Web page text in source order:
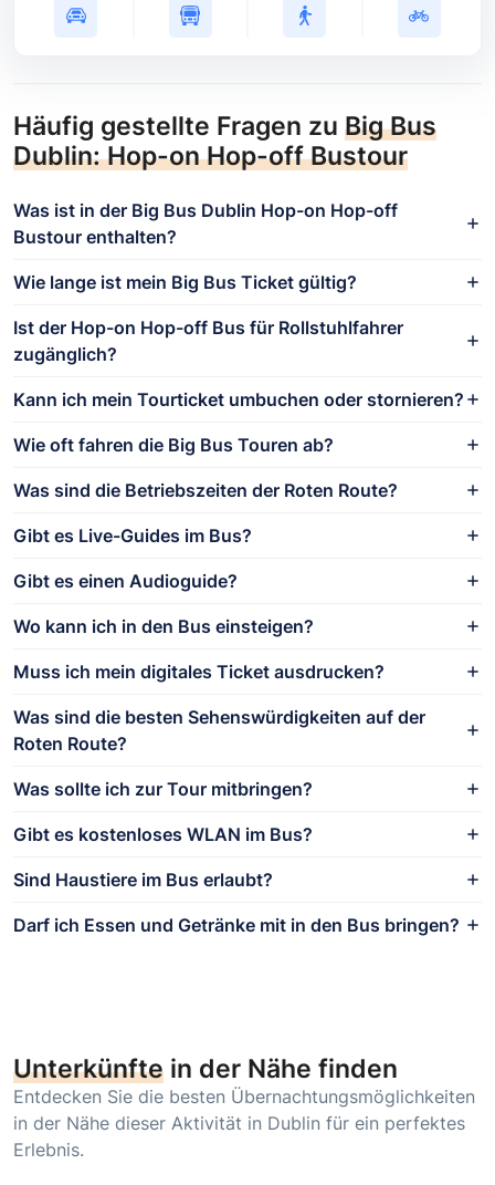
Häufig gestellte Fragen zu Big Bus
Dublin: Hop-on Hop-off Bustour
Was ist in der Big Bus Dublin Hop-on Hop-off
Bustour enthalten?
Wie lange ist mein Big Bus Ticket gültig?
Ist der Hop-on Hop-off Bus für Rollstuhlfahrer
zugänglich?
Kann ich mein Tourticket umbuchen oder stornieren?
Wie oft fahren die Big Bus Touren ab?
Was sind die Betriebszeiten der Roten Route?
Gibt es Live-Guides im Bus?
Gibt es einen Audioguide?
Wo kann ich in den Bus einsteigen?
Muss ich mein digitales Ticket ausdrucken?
Was sind die besten Sehenswürdigkeiten auf der
Roten Route?
Was sollte ich zur Tour mitbringen?
Gibt es kostenloses WLAN im Bus?
Sind Haustiere im Bus erlaubt?
Darf ich Essen und Getränke mit in den Bus bringen?
Unterkünfte in der Nähe finden
Entdecken Sie die besten Übernachtungsmöglichkeiten
in der Nähe dieser Aktivität in Dublin für ein perfektes
Erlebnis.